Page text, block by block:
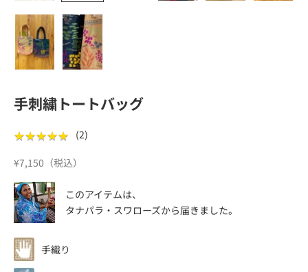
手刺繍トートバッグ
★★★★★
★★★★★ (2)
セール価格
¥7,150（税込）
このアイテムは、
タナパラ・スワローズから届きました。
手織り